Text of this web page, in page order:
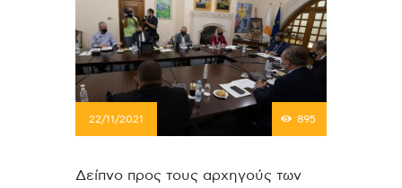
22/11/2021 895
Δείπνο προς τους αρχηγούς των